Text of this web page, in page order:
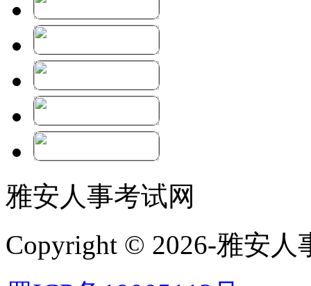
雅安人事考试网
Copyright © 2026-雅安